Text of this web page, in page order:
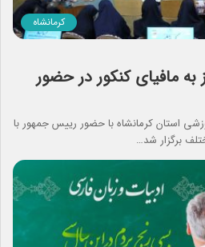
کرمانشاه
مافیای کنکور در حضور
استان کرمانشاه با حضور رییس جمهور با
برگزار شد…